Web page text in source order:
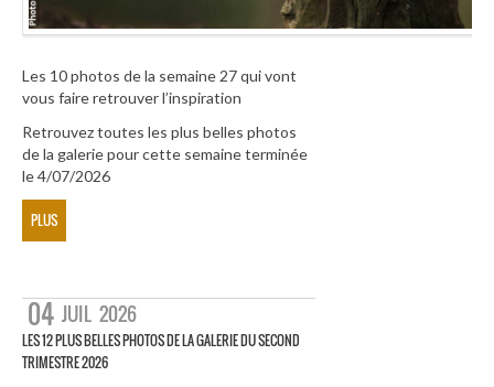
Les 10 photos de la semaine 27 qui vont
vous faire retrouver l’inspiration
Retrouvez toutes les plus belles photos
de la galerie pour cette semaine terminée
le 4/07/2026
PLUS
04 JUIL 2026
LES 12 PLUS BELLES PHOTOS DE LA GALERIE DU SECOND
TRIMESTRE 2026